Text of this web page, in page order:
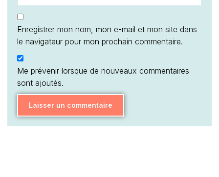
Enregistrer mon nom, mon e-mail et mon site dans
le navigateur pour mon prochain commentaire.
Me prévenir lorsque de nouveaux commentaires
sont ajoutés.